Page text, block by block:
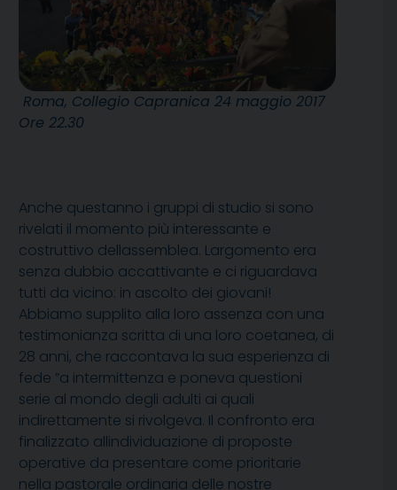
Roma, Collegio Capranica 24 maggio 2017
Ore 22.30
Anche questanno i gruppi di studio si sono
rivelati il momento più interessante e
costruttivo dellassemblea. Largomento era
senza dubbio accattivante e ci riguardava
tutti da vicino: in ascolto dei giovani!
Abbiamo supplito alla loro assenza con una
testimonianza scritta di una loro coetanea, di
28 anni, che raccontava la sua esperienza di
fede ”a intermittenza e poneva questioni
serie al mondo degli adulti ai quali
indirettamente si rivolgeva. Il confronto era
finalizzato allindividuazione di proposte
operative da presentare come prioritarie
nella pastorale ordinaria delle nostre